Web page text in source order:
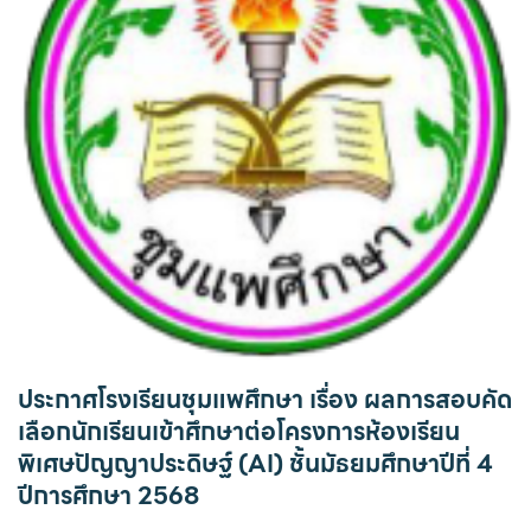
ประกาศโรงเรียนชุมแพศึกษา เรื่อง ผลการสอบคัด
เลือกนักเรียนเข้าศึกษาต่อโครงการห้องเรียน
พิเศษปัญญาประดิษฐ์ (AI) ชั้นมัธยมศึกษาปีที่ 4
ปีการศึกษา 2568